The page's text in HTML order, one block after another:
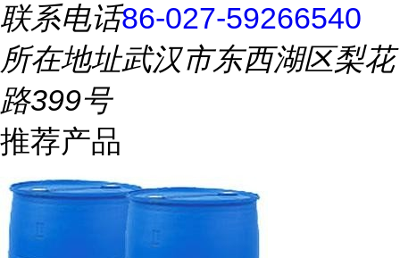
联系电话86-027-59266540
所在地址武汉市东西湖区梨花
路399号
推荐产品